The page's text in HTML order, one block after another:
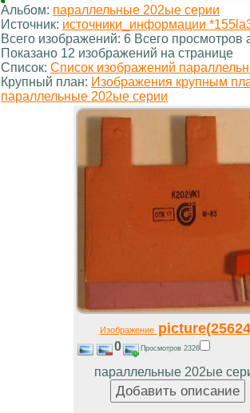
Альбом: параллельные 202ые серии
Источник: источники_информации
Всего изображений: 6 Всего просмотров
Показано 12 изображений на странице
Список: Список изображений
Крупный план: Изображения крупным
параллельные 202ые серии
Изображение
0 Просмотров 2326
параллельные 202ые